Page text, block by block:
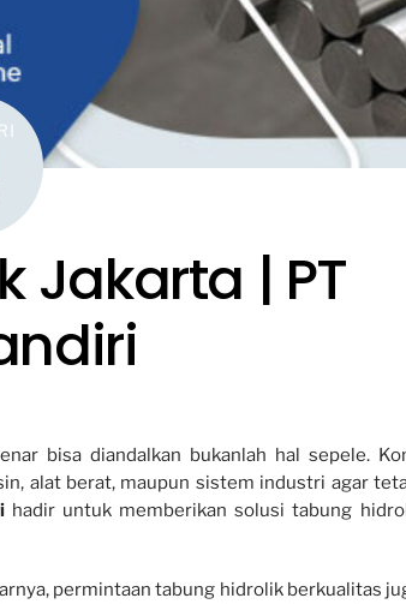
Jakarta | PT
bisa diandalkan bukanlah hal sepele.
alat berat, maupun sistem industri agar
hadir untuk memberikan solusi tabung
permintaan tabung hidrolik berkualitas